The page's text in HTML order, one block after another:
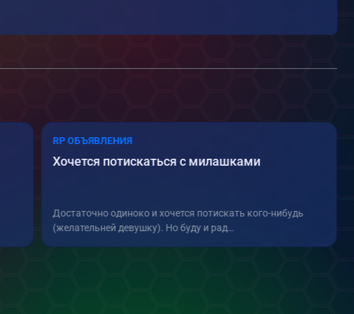
RP ОБЪЯВЛЕНИЯ
Хочется потискаться с милашками
Достаточно одиноко и хочется потискать кого-нибудь
(желательней девушку). Но буду и рад…